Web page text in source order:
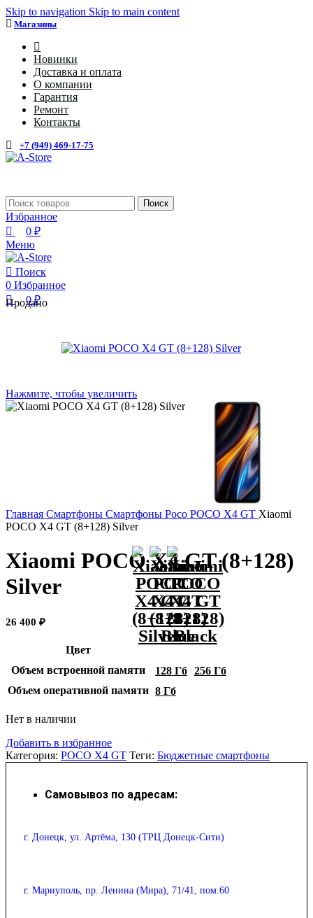
Skip to navigation Skip to main content
Магазины
Новинки
Доставка и оплата
О компании
Гарантия
Ремонт
Контакты
+7 (949) 469-17-75
Поиск
Избранное
0 ₽
Меню
Поиск
0 Избранное
0₽
Продано
Нажмите, чтобы увеличить
Главная Смартфоны Смартфоны Poco POCO X4 GT Xiaomi
POCO X4 GT (8+128) Silver
Xiaomi POCO X4 GT (8+128)
Silver
26 400 ₽
Цвет
Объем встроенной памяти
128 Гб 256 Гб
Объем оперативной памяти 8 Гб
Нет в наличии
Добавить в избранное
Категория: POCO X4 GT Теги: Бюджетные смартфоны
Самовывоз по адресам:
г. Донецк, ул. Артёма, 130 (ТРЦ Донецк-Сити)
г. Мариуполь, пр. Ленина (Мира), 71/41, пом.60